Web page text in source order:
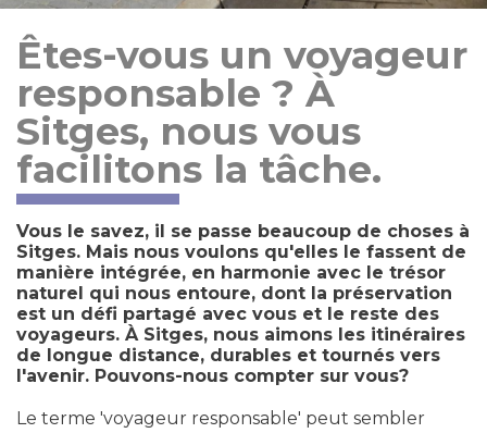
Êtes-vous un voyageur
responsable ? À
Sitges, nous vous
facilitons la tâche.
Vous le savez, il se passe beaucoup de choses à
Sitges. Mais nous voulons qu'elles le fassent de
manière intégrée, en harmonie avec le trésor
naturel qui nous entoure, dont la préservation
est un défi partagé avec vous et le reste des
voyageurs. À Sitges, nous aimons les itinéraires
de longue distance, durables et tournés vers
l'avenir. Pouvons-nous compter sur vous?
Le terme 'voyageur responsable' peut sembler